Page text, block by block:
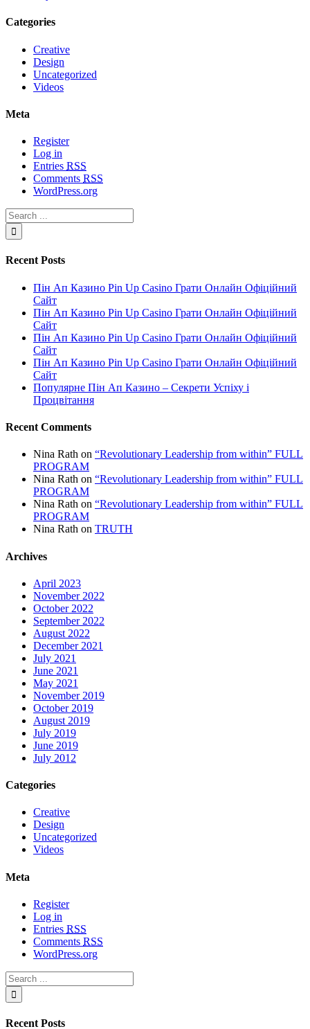
Categories
Creative
Design
Uncategorized
Videos
Meta
Register
Log in
Entries RSS
Comments RSS
WordPress.org
Recent Posts
Пін Ап Казино Pin Up Casino Грати Онлайн Офіційний
Сайт
Пін Ап Казино Pin Up Casino Грати Онлайн Офіційний
Сайт
Пін Ап Казино Pin Up Casino Грати Онлайн Офіційний
Сайт
Пін Ап Казино Pin Up Casino Грати Онлайн Офіційний
Сайт
Популярне Пін Ап Казино – Секрети Успіху і
Процвітання
Recent Comments
Nina Rath on “Revolutionary Leadership from within” FULL
PROGRAM
Nina Rath on “Revolutionary Leadership from within” FULL
PROGRAM
Nina Rath on “Revolutionary Leadership from within” FULL
PROGRAM
Nina Rath on TRUTH
Archives
April 2023
November 2022
October 2022
September 2022
August 2022
December 2021
July 2021
June 2021
May 2021
November 2019
October 2019
August 2019
July 2019
June 2019
July 2012
Categories
Creative
Design
Uncategorized
Videos
Meta
Register
Log in
Entries RSS
Comments RSS
WordPress.org
Recent Posts